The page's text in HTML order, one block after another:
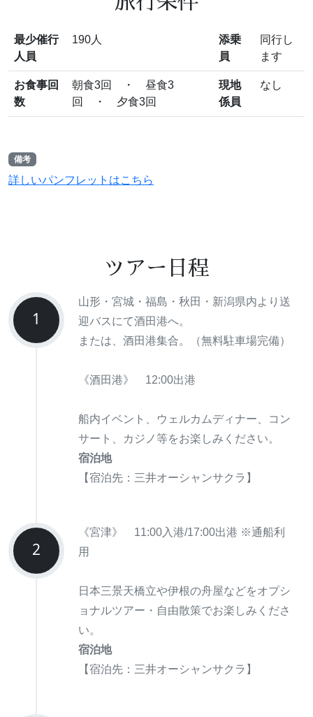
最少催行
人員
190人
添乗
員
同行し
ます
お食事回
数
朝食3回 ・ 昼食3
回 ・ 夕食3回
現地
係員
なし
備考
詳しいパンフレットはこちら
ツアー日程
1
山形・宮城・福島・秋田・新潟県内より送
迎バスにて酒田港へ。
または、酒田港集合。（無料駐車場完備）
《酒田港》 12:00出港
船内イベント、ウェルカムディナー、コン
サート、カジノ等をお楽しみください。
宿泊地
【宿泊先：三井オーシャンサクラ】
2
《宮津》 11:00入港/17:00出港 ※通船利
用
日本三景天橋立や伊根の舟屋などをオプシ
ョナルツアー・自由散策でお楽しみくださ
い。
宿泊地
【宿泊先：三井オーシャンサクラ】